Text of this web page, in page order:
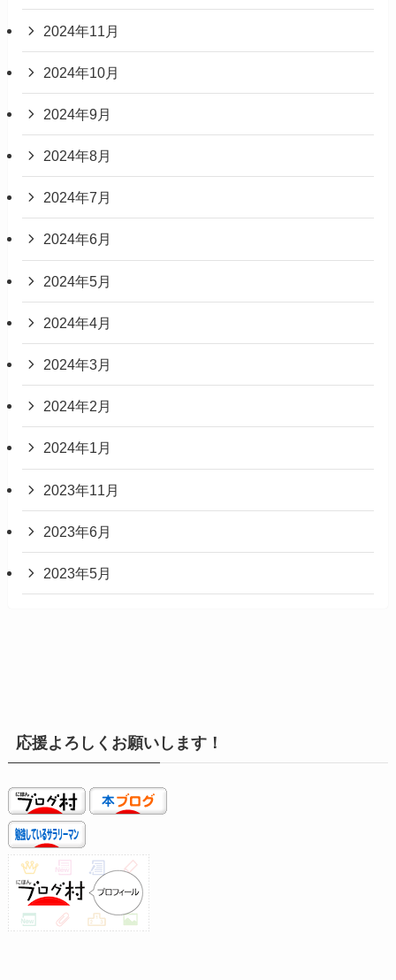
2024年11月
2024年10月
2024年9月
2024年8月
2024年7月
2024年6月
2024年5月
2024年4月
2024年3月
2024年2月
2024年1月
2023年11月
2023年6月
2023年5月
応援よろしくお願いします！